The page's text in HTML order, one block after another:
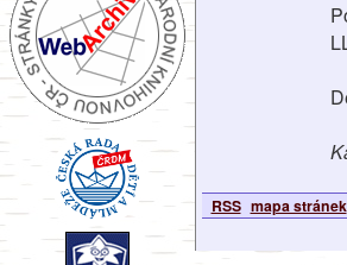
RSS mapa stránek